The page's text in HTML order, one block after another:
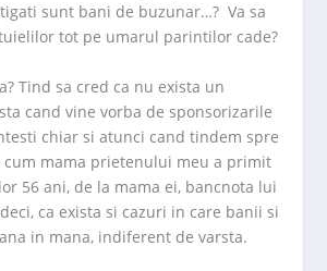
sunt bani de buzunar…? Va sa
tot pe umarul parintilor cade?
Tind sa cred ca nu exista un
cand vine vorba de sponsorizarile
chiar si atunci cand tindem spre
cum mama prietenului meu a primit
56 ani, de la mama ei, bancnota lui
ca exista si cazuri in care banii si
in mana, indiferent de varsta.